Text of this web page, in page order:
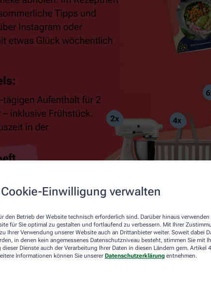
Cookie-Einwilligung verwalten
den Betrieb der Website technisch erforderlich sind. Darüber hinaus verwenden
für Sie optimal zu gestalten und fortlaufend zu verbessern. Mit Ihrer
Ihrer Verwendung unserer Website auch an Drittanbieter weiter. Soweit dabei
in denen kein angemessenes Datenschutzniveau besteht, stimmen Sie mit
Dienste auch der Verarbeitung Ihrer Daten in diesen Ländern gem. Artikel
Informationen können Sie unserer Datenschutzerklärung entnehmen.